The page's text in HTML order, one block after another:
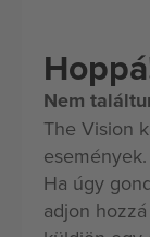
Nem
The Vision
események.
Ha úgy
adjon